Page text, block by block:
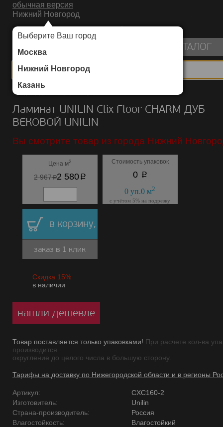
обычная версия
Нижний Новгород
Выберите Ваш город
Москва
Нижний Новгород
Казань
ИНТЕРНЕТ-МАГАЗИН НАПОЛЬНЫХ ПОКРЫТИЙ
КАТАЛОГ
Каталог/Ламинат/UNILIN/Clix Floor CHARM
Ламинат UNILIN Clix Floor CHARM ДУБ
ВЕКОВОЙ UNILIN
Вы смотрите товар из города Нижний
Цена м2
2 967p2 580p
Стоимость упаковок
0 p
0 уп.0 м2
с учётом 5% на подрезку
в корзину,
заказ в 1 клик
Скидка 15%
в наличии
нашли дешевле
Товар поставляется только упаковками! При расчете кол-ва
производится
округление до целого числа в большую сторону.
Тарифы на доставку по Нижегородской области и в регионы
Артикул:
CXC160-2
Изготовитель:
Unilin
Страна-производитель:
Россия
Влагостойкость:
Влагостойкий